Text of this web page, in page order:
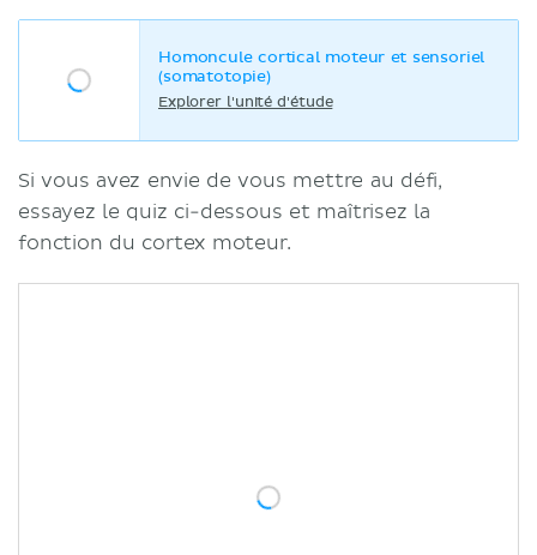
Homoncule cortical moteur et sensoriel
(somatotopie)
Explorer l'unité d'étude
Si vous avez envie de vous mettre au défi,
essayez le quiz ci-dessous et maîtrisez la
fonction du cortex moteur.